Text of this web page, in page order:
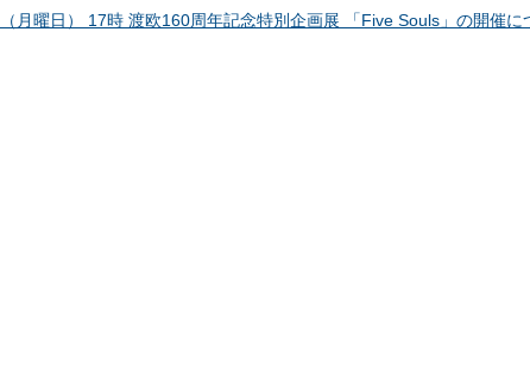
月曜日） 17時 渡欧160周年記念特別企画展 「Five Souls」の開催に